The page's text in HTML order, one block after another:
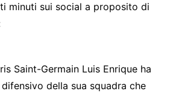
minuti sui social a proposito di
Saint-Germain Luis Enrique ha
della sua squadra che